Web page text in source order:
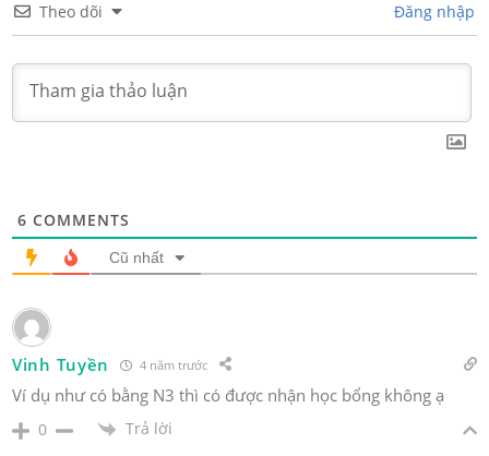
Theo dõi Đăng nhập
6 COMMENTS
Cũ nhất
Vinh Tuyền 4 năm trước
Ví dụ như có bằng N3 thì có được nhận học bổng không ạ
0 Trả lời